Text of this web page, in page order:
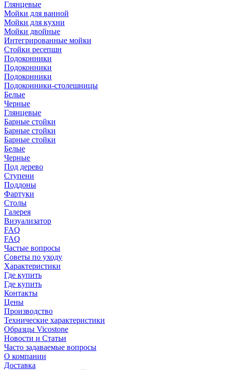
Глянцевые
Мойки для ванной
Мойки для кухни
Мойки двойные
Интегрированные мойки
Стойки ресепшн
Подоконники
Подоконники
Подоконники
Подоконники-столешницы
Белые
Черные
Глянцевые
Барные стойки
Барные стойки
Барные стойки
Белые
Черные
Под дерево
Ступени
Поддоны
Фартуки
Столы
Галерея
Визуализатор
FAQ
FAQ
Частые вопросы
Советы по уходу
Характеристики
Где купить
Где купить
Контакты
Цены
Производство
Технические характеристики
Образцы Vicostone
Новости и Статьи
Часто задаваемые вопросы
О компании
Доставка